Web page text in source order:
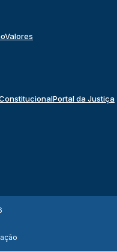
Valores
Portal da Justiça